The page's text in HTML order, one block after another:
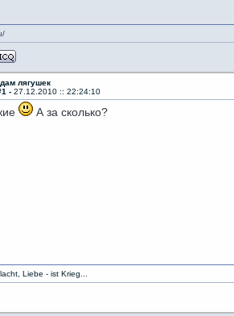
лягушек
- 27.12.2010 :: 22:24:10
А за сколько?
Liebe - ist Krieg...